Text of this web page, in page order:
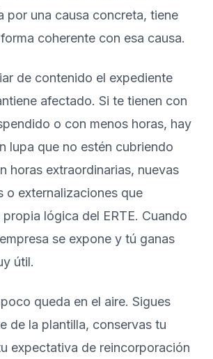
por una causa concreta, tiene
coherente con esa causa.
de contenido el expediente
afectado. Si te tienen con
o con menos horas, hay
lupa que no estén cubriendo
horas extraordinarias, nuevas
o externalizaciones que
lógica del ERTE. Cuando
se expone y tú ganas
útil.
queda en el aire. Sigues
de la plantilla, conservas tu
expectativa de reincorporación